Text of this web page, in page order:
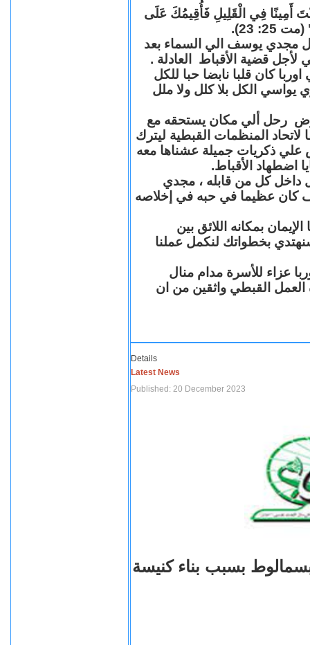
أَمِينًا فِي الْقَلِيلِ فَأُقِيمُكَ عَلَى
23).
مجدي يوسف الي السماء بعد
قضية الأقباط العادلة .
كان قلبا نابضا حبا للكل
يواسي الكل بلا كلل ولا ملل
رحل ألي مكان يستحقه مع
المنظمات القبطية ليترك
علي ذكريات جميلة عشناها معه
اضطهاد الأقباط.
داخل كل من قابله ، مجدي
عظيما في حبه في إخلاصه
بمكانه اللائق بين
بخطواتك لنكمل عملنا
عزاء للأسرة مدام منال
العمل القبطي واثقين من ان
Details
Latest News
Published: 20 December 2023
بسبب بناء كنيسة